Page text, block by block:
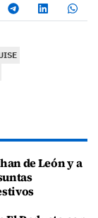
de León y a